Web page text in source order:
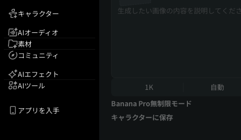
キャラクター
AIオーディオ
素材
コミュニティ
AIエフェクト
AIツール
アプリを入手
1K 自動
Banana Pro無制限モード
キャラクターに保存